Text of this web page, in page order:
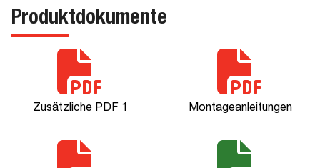
Produktdokumente
Zusätzliche PDF 1 Montageanleitungen